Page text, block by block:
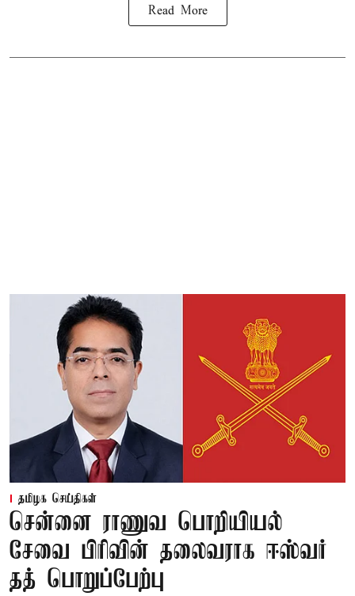
Read More
தமிழக செய்திகள்
சென்னை ராணுவ பொறியியல்
சேவை பிரிவின் தலைவராக ஈஸ்வர்
தத் பொறுப்பேற்பு